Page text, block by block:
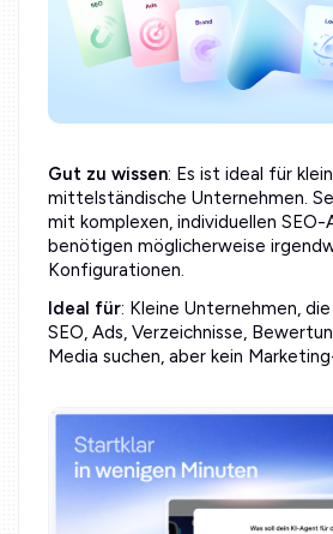
Gut zu wissen: Es ist ideal für
mittelständische Unternehmen.
mit komplexen, individuellen
benötigen möglicherweise
Konfigurationen.
Ideal für: Kleine Unternehmen,
SEO, Ads, Verzeichnisse,
Media suchen, aber kein